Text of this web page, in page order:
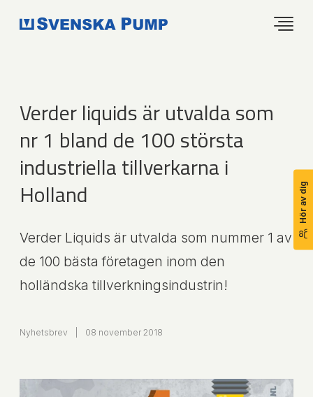
Hör av dig
Verder liquids är utvalda som
nr 1 bland de 100 största
industriella tillverkarna i
Holland
Verder Liquids är utvalda som nummer 1 av
de 100 bästa företagen inom den
holländska tillverkningsindustrin!
Nyhetsbrev 08 november 2018